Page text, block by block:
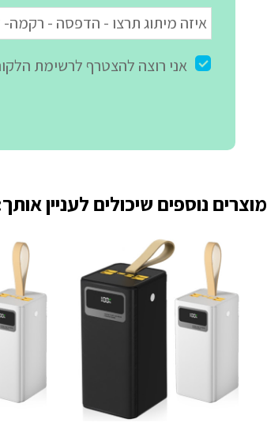
מוצרים נוספים שיכולים לעניין